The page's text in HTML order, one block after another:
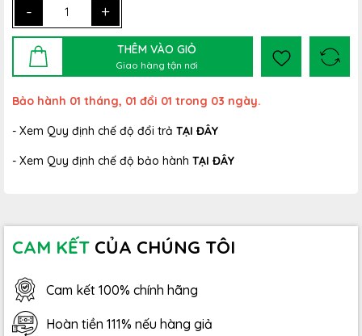
- +
THÊM VÀO GIỎ
Giao hàng tận nơi
Bảo hành 01 tháng, 01 đổi 01 trong 03 ngày.
- Xem Quy định chế độ đổi trả TẠI ĐÂY
- Xem Quy định chế độ bảo hành TẠI ĐÂY
CAM KẾT CỦA CHÚNG TÔI
Cam kết 100% chính hãng
Hoàn tiền 111% nếu hàng giả